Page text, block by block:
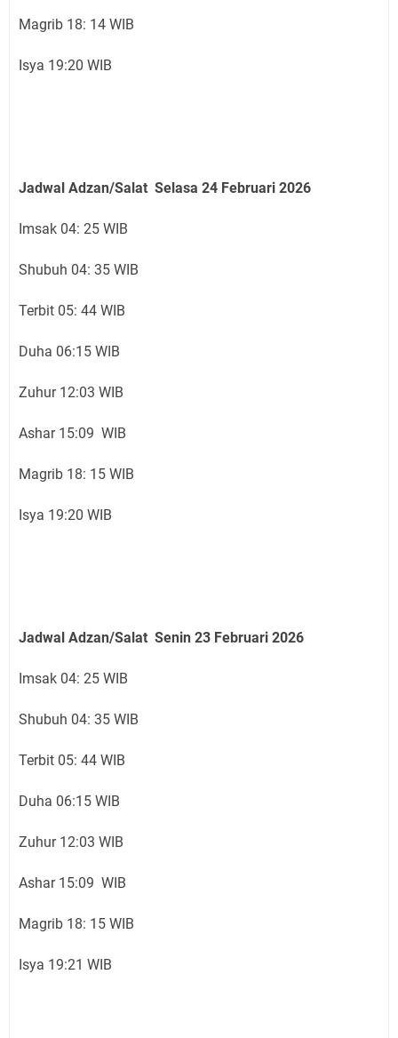
Magrib 18: 14 WIB
Isya 19:20 WIB
Jadwal Adzan/Salat Selasa 24 Februari 2026
Imsak 04: 25 WIB
Shubuh 04: 35 WIB
Terbit 05: 44 WIB
Duha 06:15 WIB
Zuhur 12:03 WIB
Ashar 15:09 WIB
Magrib 18: 15 WIB
Isya 19:20 WIB
Jadwal Adzan/Salat Senin 23 Februari 2026
Imsak 04: 25 WIB
Shubuh 04: 35 WIB
Terbit 05: 44 WIB
Duha 06:15 WIB
Zuhur 12:03 WIB
Ashar 15:09 WIB
Magrib 18: 15 WIB
Isya 19:21 WIB